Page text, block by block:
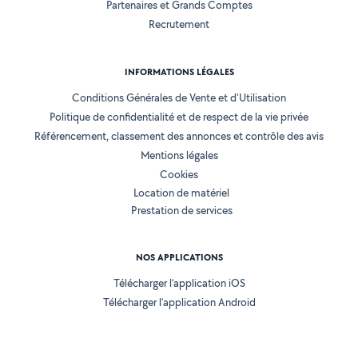
Partenaires et Grands Comptes
Recrutement
INFORMATIONS LÉGALES
Conditions Générales de Vente et d'Utilisation
Politique de confidentialité et de respect de la vie privée
Référencement, classement des annonces et contrôle des avis
Mentions légales
Cookies
Location de matériel
Prestation de services
NOS APPLICATIONS
Télécharger l’application iOS
Télécharger l’application Android